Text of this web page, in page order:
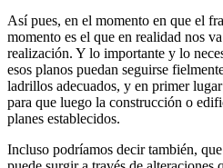
Así pues, en el momento en que el
momento es el que en realidad nos
realización. Y lo importante y lo
esos planos puedan seguirse
ladrillos adecuados, y en primer
para que luego la construcción o
planes establecidos.
Incluso podríamos decir también,